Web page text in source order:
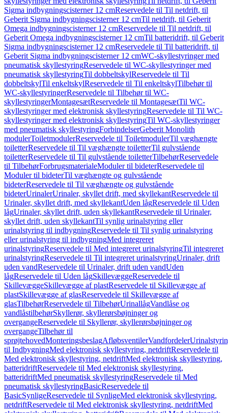
Sigma indbygningscisterner 12 cmReservedele til Til netdrift, til
Geberit Sigma indbygningscisterner 12 cmTil netdrift, til Geberit
Omega indbygningscisterner 12 cmReservedele til Til netdrift, til
Geberit Omega indbygningscisterner 12 cmTil batteridrift, til Geberit
Sigma indbygningscisterner 12 cmReservedele til Til batteridrift, til
Geberit Sigma indbygningscisterner 12 cmWC-skyllestyringer med
pneumatisk skyllestyringReservedele til WC-skyllestyringer med
pneumatisk skyllestyringTil dobbeltskylReservedele til Til
dobbeltskylTil enkeltskylReservedele til Til enkeltskylTilbehør til
WC-skyllestyringerReservedele til Tilbehør til WC-
skyllestyringerMontagesætReservedele til MontagesætTil WC-
skyllestyringer med elektronisk skyllestyringReservedele til Til WC-
skyllestyringer med elektronisk skyllestyringTil WC-skyllestyringer
med pneumatisk skyllestyringForbindelserGeberit Monolith
modulerToiletmodulerReservedele til ToiletmodulerTil væghængte
toiletterReservedele til Til væghængte toiletterTil gulvstående
toiletterReservedele til Til gulvstående toiletterTilbehørReservedele
til TilbehørForbrugsmaterialeModuler til bideterReservedele til
Moduler til bideterTil væghængte og gulvstående
bideterReservedele til Til væghængte og gulvstående
bideterUrinalerUrinaler, skyllet drift, med skyllekantReservedele til
Urinaler, skyllet drift, med skyllekantUden lågReservedele til Uden
lågUrinaler, skyllet drift, uden skyllekantReservedele til Urinaler,
skyllet drift, uden skyllekantTil synlig urinalstyring eller
urinalstyring til indbygningReservedele til Til synlig urinalstyring
eller urinalstyring til indbygningMed integreret
urinalstyringReservedele til Med integreret urinalstyringTil integreret
urinalstyringReservedele til Til integreret urinalstyringUrinaler, drift
uden vandReservedele til Urinaler, drift uden vandUden
lågReservedele til Uden lågSkillevæggeReservedele til
SkillevæggeSkillevægge af plastReservedele til Skillevægge af
plastSkillevægge af glasReservedele til Skillevægge af
glasTilbehørReservedele til TilbehørUrinallågVandlåse og
vandlåstilbehørSkyllerør, skyllerørsbøjninger og
overgangeReservedele til Skyllerør, skyllerørsbøjninger og
overgangeTilbehør til
sprøjtehovedMonteringsbeslagAfløbsventilerVandfordeler
til IndbygningMed elektronisk skyllestyring, netdriftReservedele til
Med elektronisk skyllestyring, netdriftMed elektronisk skyllestyring,
batteridriftReservedele til Med elektronisk skyllestyring,
batteridriftMed pneumatisk skyllestyringReservedele til Med
pneumatisk skyllestyringBasicReservedele til
BasicSynligeReservedele til SynligeMed elektronisk skyllestyring,
netdriftReservedele til Med elektronisk skyllestyring, netdriftMed